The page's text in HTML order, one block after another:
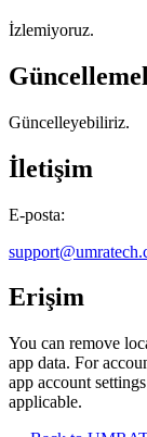
İzlemiyoruz.
Güncelleyebiliriz.
İletişim
E-posta:
Erişim
You can remove
app data. For
app account
applicable.